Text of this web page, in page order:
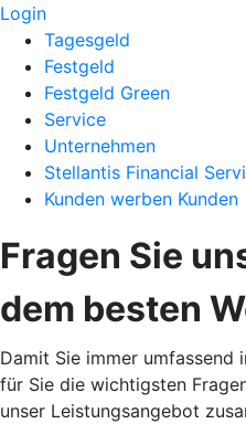
Login
Tagesgeld
Festgeld
Festgeld Green
Service
Unternehmen
Stellantis Financial
Kunden werben Kunden
Fragen Sie
dem besten
Damit Sie immer
für Sie die wichtigsten
unser Leistungsangebot